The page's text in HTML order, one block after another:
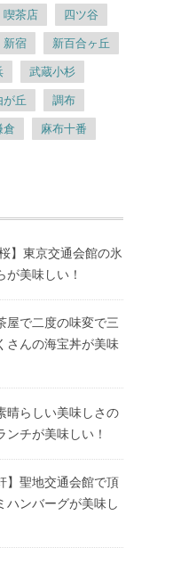
喫茶店 四ツ谷
新宿 新百合ヶ丘
武蔵小杉
が丘 調布
倉 麻布十番
】東京交通会館の氷
が美味しい！
屋で二度の味変で三
さんの海宝丼が美味
晴らしい美味しさの
ンチが美味しい！
】聖地交通会館で頂
ハンバーグが美味し